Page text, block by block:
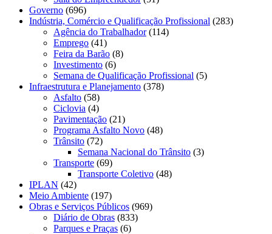
Governo (696)
Indústria, Comércio e Qualificação Profissional (283)
Agência do Trabalhador(114)
Emprego (41)
Feira da Barão (8)
Investimento (6)
Semana de Qualificação Profissional (5)
Infraestrutura e Planejamento (378)
Asfalto (58)
Ciclovia (4)
Pavimentação (21)
Programa Asfalto Novo (48)
Trânsito (72)
Semana Nacional do Trânsito (3)
Transporte (69)
Transporte Coletivo (48)
IPLAN (42)
Meio Ambiente (197)
Obras e Serviços Públicos (969)
Diário de Obras (833)
Parques e Praças (6)